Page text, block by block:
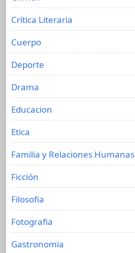
Crítica Literaria
Cuerpo
Deporte
Drama
Educacion
Etica
Familia y Relaciones Humanas
Ficción
Filosofia
Fotografia
Gastronomia